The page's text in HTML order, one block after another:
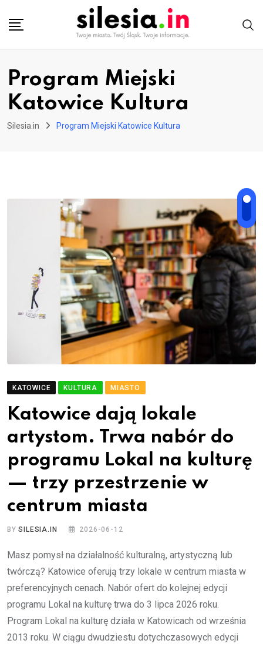
Program Miejski
Katowice Kultura
Silesia.in Program Miejski Katowice Kultura
KATOWICE KULTURA MIASTO
Katowice dają lokale
artystom. Trwa nabór do
programu Lokal na kulturę
— trzy przestrzenie w
centrum miasta
BYSILESIA.IN 2026-06-12
Masz pomysł na działalność kulturalną, artystyczną lub
twórczą? Katowice oferują trzy lokale w centrum miasta w
preferencyjnych cenach. Nabór ofert do kolejnej edycji
programu Lokal na kulturę trwa do 3 lipca 2026 roku.
Program Lokal na kulturę działa w Katowicach od września
2013 roku. W ciągu dwudziestu dotychczasowych edycji